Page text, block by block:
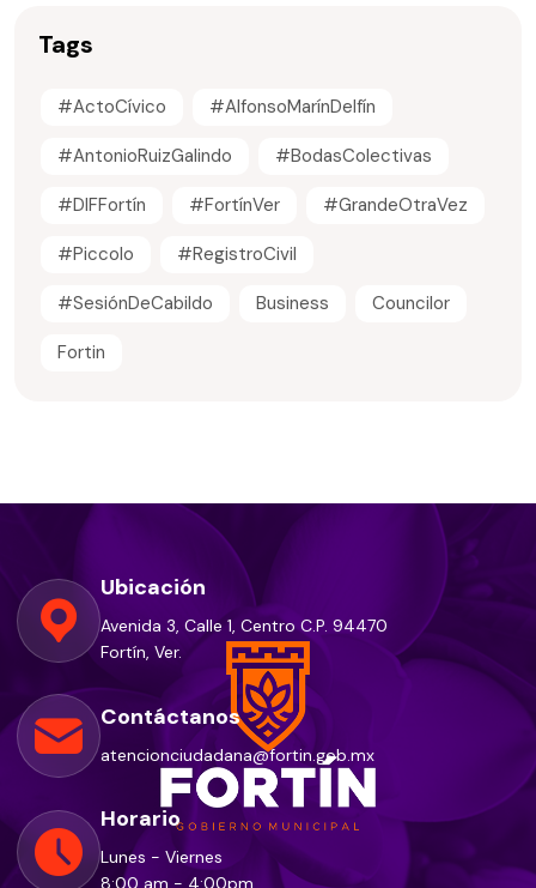
Tags
#ActoCívico #AlfonsoMarínDelfín
#AntonioRuizGalindo #BodasColectivas
#DIFFortín #FortínVer #GrandeOtraVez
#Piccolo #RegistroCivil
#SesiónDeCabildo Business Councilor
Fortin
Ubicación
Avenida 3, Calle 1, Centro C.P. 94470
Fortín, Ver.
Contáctanos
atencionciudadana@fortin.gob.mx
Horario
Lunes - Viernes
8:00 am - 4:00pm